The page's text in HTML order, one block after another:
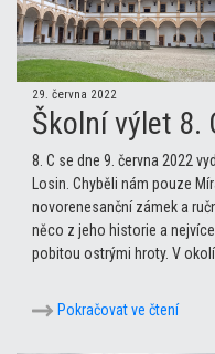
29. června 2022
Školní výlet 8.
8. C se dne 9. června 2022
Losin. Chyběli nám pouze
novorenesanční zámek a
něco z jeho historie a
pobitou ostrými hroty. V okolí
Pokračovat ve čtení